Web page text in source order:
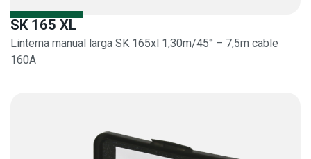
SK 165 XL
Linterna manual larga SK 165xl 1,30m/45° – 7,5m cable
160A